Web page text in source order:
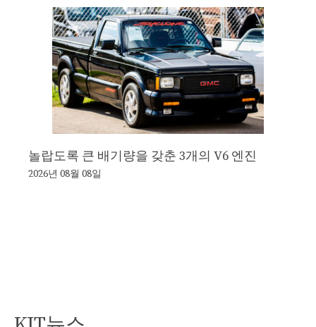
놀랍도록 큰 배기량을 갖춘 3개의 V6 엔진
2026년 08월 08일